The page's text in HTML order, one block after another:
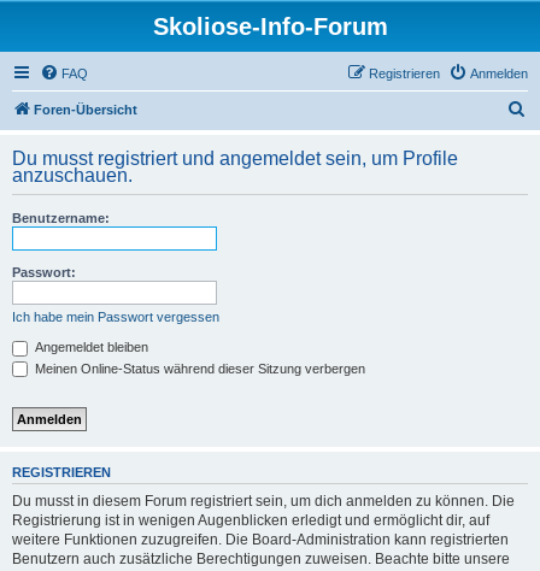
Skoliose-Info-Forum
FAQ Anmelden
Registrieren
Foren-Übersicht
h
Du musst registriert und angemeldet sein, um Profile
anzuschauen.
Benutzername:
Passwort:
Ich habe mein Passwort vergessen
Angemeldet bleiben
Meinen Online-Status während dieser Sitzung verbergen
REGISTRIEREN
Du musst in diesem Forum registriert sein, um dich anmelden zu können. Die
Registrierung ist in wenigen Augenblicken erledigt und ermöglicht dir, auf
weitere Funktionen zuzugreifen. Die Board-Administration kann registrierten
Benutzern auch zusätzliche Berechtigungen zuweisen. Beachte bitte unsere